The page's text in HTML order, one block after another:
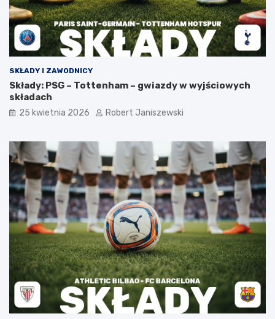
SKŁADY I ZAWODNICY
Składy: PSG – Tottenham – gwiazdy w wyjściowych
składach
25 kwietnia 2026 Robert Janiszewski